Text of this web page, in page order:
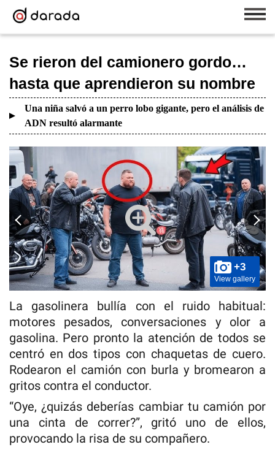
Se rieron del camionero gordo…
hasta que aprendieron su nombre
Una niña salvó a un perro lobo gigante, pero el análisis de
ADN resultó alarmante
+3
View gallery
La gasolinera bullía con el ruido habitual:
motores pesados, conversaciones y olor a
gasolina. Pero pronto la atención de todos se
centró en dos tipos con chaquetas de cuero.
Rodearon el camión con burla y bromearon a
gritos contra el conductor.
“Oye, ¿quizás deberías cambiar tu camión por
una cinta de correr?”, gritó uno de ellos,
provocando la risa de su compañero.